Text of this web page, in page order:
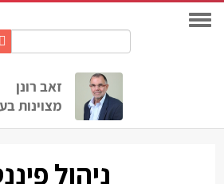
זאב רונן
מצוינות
ניהול